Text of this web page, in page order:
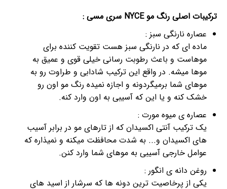
ترکیبات اصلی رنگ مو NYCE سری مسی :
عصاره نارنگی سبز :
ماده ای که در نارنگی سبز هست تقویت کننده برای
موهاست و باعث رطوبت رسانی خیلی قوی و عمیق به
موها میشه. در واقع این ترکیب شادابی و طراوت رو به
موهای شما برمیگردونه و اجازه نمیده رنگ مو اون رو
خشک کنه و یا این که آسیبی به اون وارد کنه.
عصاره ی میوه مورت :
یک ترکیب آنتی اکسیدان که از تارهای مو در برابر آسیب
های اکسیدان و... به شدت محافظت میکنه و نمیذاره که
عوامل خارجی آسیبی به موهای شما وارد کنن.
روغن دانه ی انگور :
یکی از پرخاصیت ترین دونه ها که سرشار از اسید های